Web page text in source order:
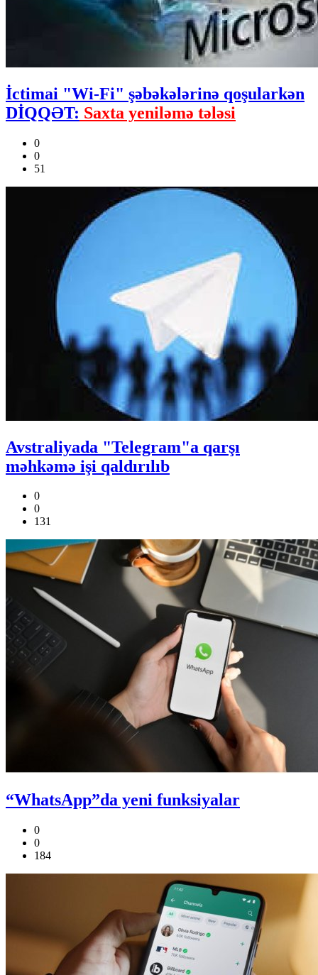
İctimai "Wi-Fi" şəbəkələrinə qoşularkən
DİQQƏT: Saxta yeniləmə tələsi
0
0
51
Avstraliyada "Telegram"a qarşı
məhkəmə işi qaldırılıb
0
0
131
“WhatsApp”da yeni funksiyalar
0
0
184